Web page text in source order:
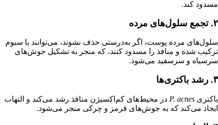
مسدود کند.
۲. تجمع سلول‌های مرده
سلول‌های مرده پوست، اگر به‌درستی حذف نشوند، می‌توانند با سبوم
ترکیب شده و منافذ را مسدود کنند، که منجر به تشکیل جوش‌های
سرسیاه و سرسفید می‌شود.
۳. رشد باکتری‌ها
باکتری P. acnes در محیط‌های کم‌اکسیژن منافذ رشد می‌کند و التهاب
ایجاد می‌کند که به جوش‌های قرمز و چرکی منجر می‌شود.